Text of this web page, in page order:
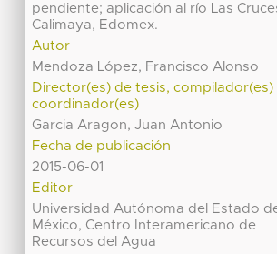
pendiente; aplicación al río Las
Calimaya, Edomex.
Autor
Mendoza López, Francisco Alonso
Director(es) de tesis, compilador(es)
coordinador(es)
Garcia Aragon, Juan Antonio
Fecha de publicación
2015-06-01
Editor
Universidad Autónoma del Estado
México, Centro Interamericano de
Recursos del Agua